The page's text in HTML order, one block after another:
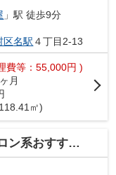
」駅 徒歩9分
区名駅 ４丁目2-13
費等：55,000円 )
月
㎡)
おすすめ 】